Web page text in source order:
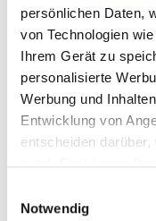
persönlichen Daten,
von Technologien
Ihrem Gerät zu
personalisierte
Werbung und
Entwicklung von
entscheiden
nutzt. Sie können
Trigger Symbol
Notwendig
Die Live-Hochzeit
RTL. „Michael
Rücksprache
verunglimpft RTL.
Verfügung